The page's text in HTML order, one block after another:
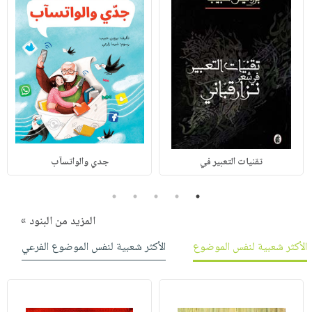
تقنيات التعبير في جدي والواتسآب
1
2
3
4
5
المزيد من البنود »
الأكثر شعبية لنفس الموضوع
الأكثر شعبية لنفس الموضوع الفرعي